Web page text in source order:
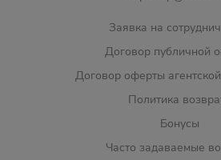
Заявка на
Договор публичной
Договор оферты
Политика
Бонусы
Часто задаваемые